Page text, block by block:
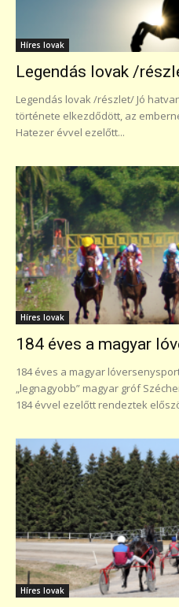
Híres lovak
Legendás lovak /
Legendás lovak /részlet/ Jó
története elkezdődött, az
Hatezer évvel ezelőtt...
Híres lovak
184 éves a magyar
184 éves a magyar
„legnagyobb” magyar gróf
184 évvel ezelőtt rendeztek
Híres lovak